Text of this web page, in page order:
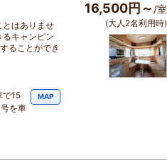
とはありませ
キャンピン
ることができ
で15
を車
MAP
16,500円～ /室
(大人2名利用時)